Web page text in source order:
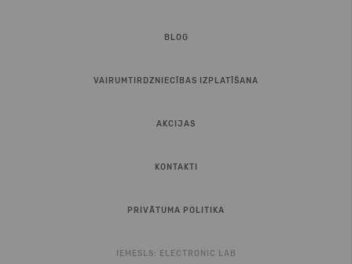
BLOG
VAIRUMTIRDZNIECĪBAS IZPLATĪŠANA
AKCIJAS
KONTAKTI
PRIVĀTUMA POLITIKA
IEMESLS: ELECTRONIC LAB